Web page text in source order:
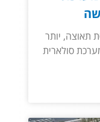
תאוצה, יותר
סולארית